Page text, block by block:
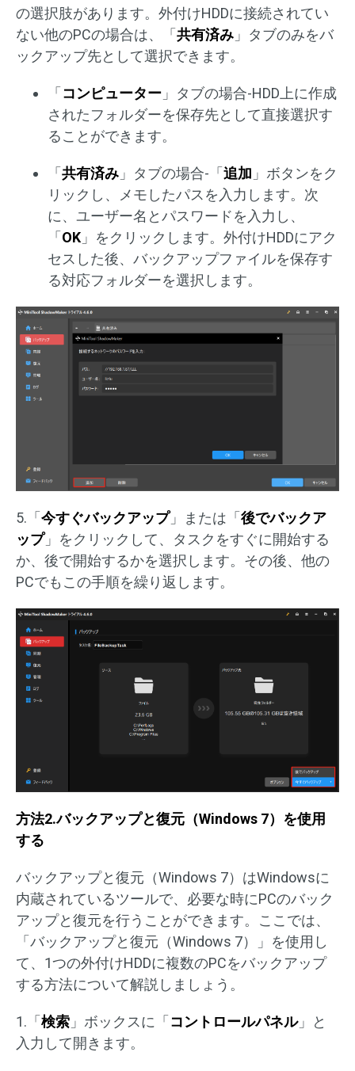
の選択肢があります。外付けHDDに接続されてい
ない他のPCの場合は、「 共有済み 」タブのみをバ
ックアップ先として選択できます。
「 コンピューター 」タブの場合-HDD上に作成
されたフォルダーを保存先として直接選択す
ることができます。
「 共有済み 」タブの場合-「 追加 」ボタンをク
リックし、メモしたパスを入力します。次
に、ユーザー名とパスワードを入力し、
「 OK 」をクリックします。外付けHDDにアク
セスした後、バックアップファイルを保存す
る対応フォルダーを選択します。
5.「 今すぐバックアップ」または「 後でバックア
ップ」をクリックして、タスクをすぐに開始する
か、後で開始するかを選択します。その後、他の
PCでもこの手順を繰り返します。
方法2.バックアップと復元（Windows 7）を使用
する
バックアップと復元（Windows 7）はWindowsに
内蔵されているツールで、必要な時にPCのバック
アップと復元を行うことができます。ここでは、
「バックアップと復元（Windows 7）」を使用し
て、1つの外付けHDDに複数のPCをバックアップ
する方法について解説しましょう。
1.「 検索 」ボックスに「 コントロールパネル」と
入力して開きます。